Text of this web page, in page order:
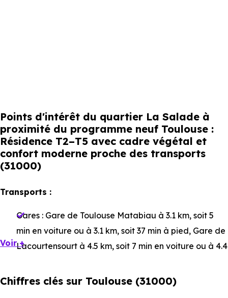
Points d'intérêt du quartier La Salade à
proximité du programme neuf Toulouse :
Résidence T2–T5 avec cadre végétal et
confort moderne proche des transports
(31000)
Transports :
Gares : Gare de Toulouse Matabiau à 3.1 km, soit 5
min en voiture ou à 3.1 km, soit 37 min à pied, Gare de
Lacourtensourt à 4.5 km, soit 7 min en voiture ou à 4.4
à 1.3 km, soit 3 min en voiture ou à 1.2 km, soit 15 min à
Voir +
Chiffres clés sur Toulouse (31000)